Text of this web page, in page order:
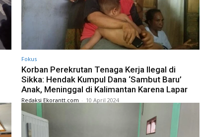
Fokus
Korban Perekrutan Tenaga Kerja Ilegal di
Sikka: Hendak Kumpul Dana ‘Sambut Baru’
Anak, Meninggal di Kalimantan Karena Lapar
Redaksi Ekorantt.com - 10 April 2024